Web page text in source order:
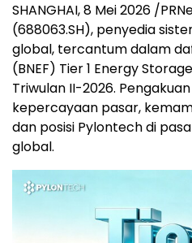
SHANGHAI,8 Mei 2026 /
(688063.SH), penyedia
global, tercantum dalam
(BNEF) Tier 1 Energy
Triwulan II-2026.
kepercayaan pasar,
dan posisi Pylontech di
global.